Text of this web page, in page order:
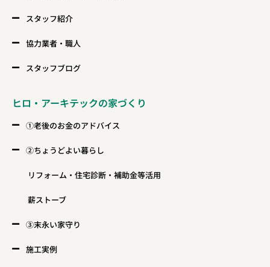
スタッフ紹介
協力業者・職人
スタッフブログ
ヒロ・アーキテックの家づくり
①老後のお金のアドバイス
②ちょうどよい暮らし
リフォーム・住宅診断・補助金等活用
薪ストーブ
③末永い家守り
施工実例